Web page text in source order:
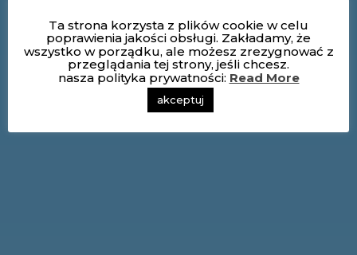
Ta strona korzysta z plików cookie w celu
poprawienia jakości obsługi. Zakładamy, że
wszystko w porządku, ale możesz zrezygnować z
przeglądania tej strony, jeśli chcesz.
nasza polityka prywatności: Read More
akceptuj